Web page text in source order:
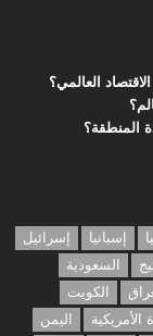
المنطقة؟
إسبانيا
إسرائيل
السعودية
الكويت
الأمريكية
اليمن